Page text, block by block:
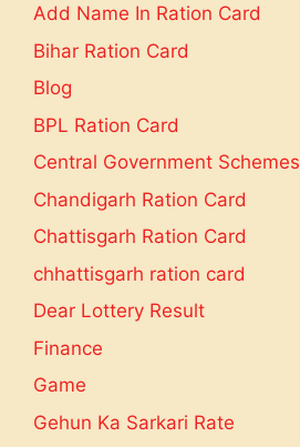
Add Name In Ration Card
Bihar Ration Card
Blog
BPL Ration Card
Central Government Schemes
Chandigarh Ration Card
Chattisgarh Ration Card
chhattisgarh ration card
Dear Lottery Result
Finance
Game
Gehun Ka Sarkari Rate